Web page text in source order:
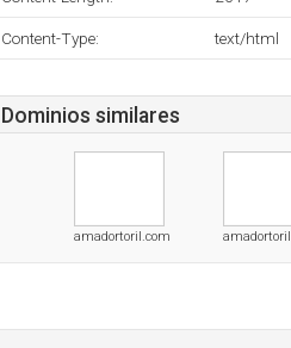
Content-Type: text/html
Dominios similares
amadortoril.com